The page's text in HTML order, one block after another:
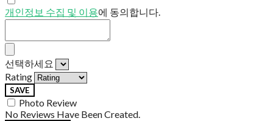
개인정보 수집 및 이용에 동의합니다.
선택하세요
Rating
SAVE
Photo Review
No Reviews Have Been Created.